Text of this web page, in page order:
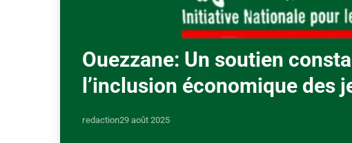
Ouezzane: Un soutien
l’inclusion économique des
redaction29 août 2025